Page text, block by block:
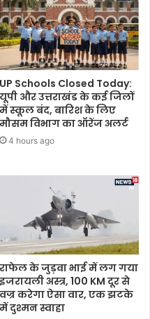
UP Schools Closed Today:
यूपी और उत्तराखंड के कई जिलों
में स्कूल बंद, बारिश के लिए
मौसम विभाग का ऑरेंज अलर्ट
4 hours ago
राफेल के जुड़वा भाई में लग गया
इजरायली अस्त्र, 100 KM दूर से
वज्र करेगा ऐसा वार, एक झटके
में दुश्मन स्वाहा